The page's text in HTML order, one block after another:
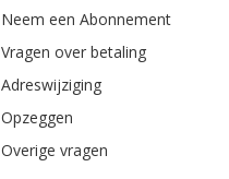
Neem een Abonnement
Vragen over betaling
Adreswijziging
Opzeggen
Overige vragen